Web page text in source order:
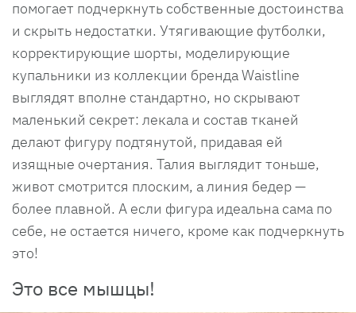
помогает подчеркнуть собственные достоинства
и скрыть недостатки. Утягивающие футболки,
корректирующие шорты, моделирующие
купальники из коллекции бренда Waistline
выглядят вполне стандартно, но скрывают
маленький секрет: лекала и состав тканей
делают фигуру подтянутой, придавая ей
изящные очертания. Талия выглядит тоньше,
живот смотрится плоским, а линия бедер —
более плавной. А если фигура идеальна сама по
себе, не остается ничего, кроме как подчеркнуть
это!
Это все мышцы!